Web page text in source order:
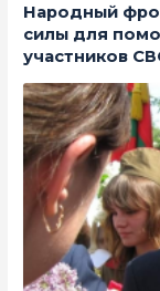
Народный
силы для
участников